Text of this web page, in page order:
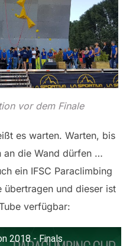
vor dem Finale
es warten. Warten, bis
an die Wand dürfen …
ein IFSC Paraclimbing
übertragen und dieser ist
verfügbar:
2018 - Finals